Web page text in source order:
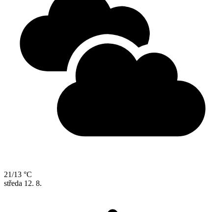
21/13 °C
středa 12. 8.